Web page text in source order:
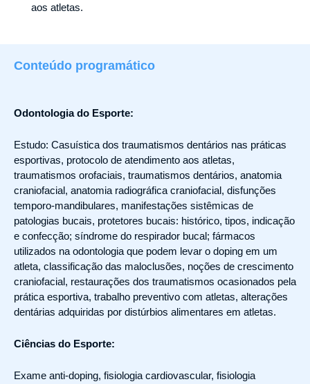
aos atletas.
Conteúdo programático​
Odontologia do Esporte:
Estudo: Casuística dos traumatismos dentários nas práticas
esportivas, protocolo de atendimento aos atletas,
traumatismos orofaciais, traumatismos dentários, anatomia
craniofacial, anatomia radiográfica craniofacial, disfunções
temporo-mandibulares, manifestações sistêmicas de
patologias bucais, protetores bucais: histórico, tipos, indicação
e confecção; síndrome do respirador bucal; fármacos
utilizados na odontologia que podem levar o doping em um
atleta, classificação das maloclusões, noções de crescimento
craniofacial, restaurações dos traumatismos ocasionados pela
prática esportiva, trabalho preventivo com atletas, alterações
dentárias adquiridas por distúrbios alimentares em atletas.
Ciências do Esporte:
Exame anti-doping, fisiologia cardiovascular, fisiologia